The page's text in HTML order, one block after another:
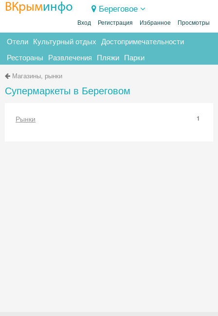
ВКрыминфо Береговое
Вход Регистрация Избранное Просмотры
Отели Культурный отдых Достопримечательности
Рестораны Развлечения Пляжи Парки
Магазины, рынки
Супермаркеты в Береговом
Рынки 1